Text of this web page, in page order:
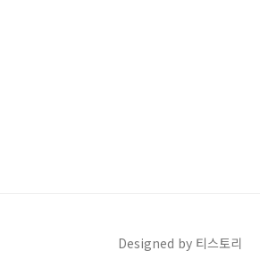
Designed by 티스토리